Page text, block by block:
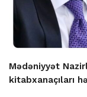
Mədəniyyət
kitabxanaçıları